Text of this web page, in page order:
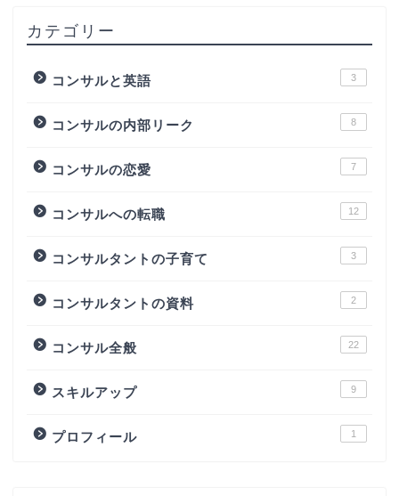
カテゴリー
コンサルと英語 3
コンサルの内部リーク 8
コンサルの恋愛 7
コンサルへの転職 12
コンサルタントの子育て 3
コンサルタントの資料 2
コンサル全般 22
スキルアップ 9
プロフィール 1